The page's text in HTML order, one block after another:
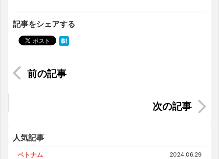
記事をシェアする
サイゴン川沿いのおしゃれレストラン3選【ホーチ
【夜景を一望】サイゴンスカイデッキのスカイバ
人気記事
ベトナム 2024.06.29